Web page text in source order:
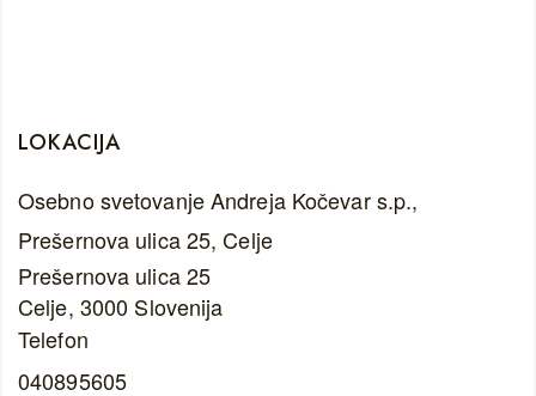
LOKACIJA
Osebno svetovanje Andreja Kočevar s.p.,
Prešernova ulica 25, Celje
Prešernova ulica 25
Celje, 3000 Slovenija
Telefon
040895605